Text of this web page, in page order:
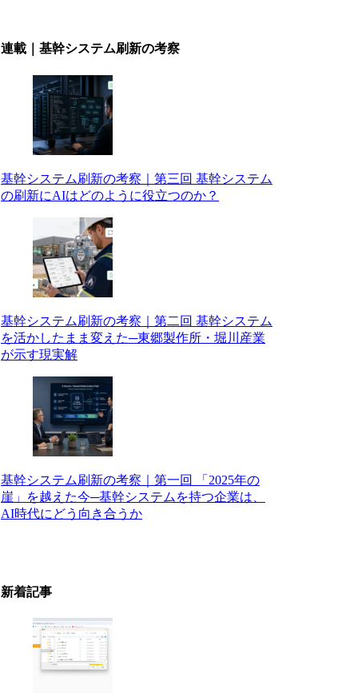
連載｜基幹システム刷新の考察
基幹システム刷新の考察｜第三回 基幹システム
の刷新にAIはどのように役立つのか？
基幹システム刷新の考察｜第二回 基幹システム
を活かしたまま変えた─東郷製作所・堀川産業
が示す現実解
基幹システム刷新の考察｜第一回 「2025年の
崖」を越えた今─基幹システムを持つ企業は、
AI時代にどう向き合うか
新着記事